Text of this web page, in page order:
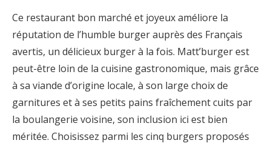
Ce restaurant bon marché et joyeux améliore la
réputation de l’humble burger auprès des Français
avertis, un délicieux burger à la fois. Matt’burger est
peut-être loin de la cuisine gastronomique, mais grâce
à sa viande d’origine locale, à son large choix de
garnitures et à ses petits pains fraîchement cuits par
la boulangerie voisine, son inclusion ici est bien
méritée. Choisissez parmi les cinq burgers proposés